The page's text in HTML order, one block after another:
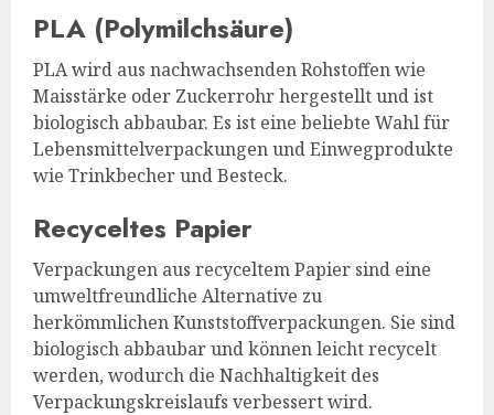
PLA (Polymilchsäure)
PLA wird aus nachwachsenden Rohstoffen wie
Maisstärke oder Zuckerrohr hergestellt und ist
biologisch abbaubar. Es ist eine beliebte Wahl für
Lebensmittelverpackungen und Einwegprodukte
wie Trinkbecher und Besteck.
Recyceltes Papier
Verpackungen aus recyceltem Papier sind eine
umweltfreundliche Alternative zu
herkömmlichen Kunststoffverpackungen. Sie sind
biologisch abbaubar und können leicht recycelt
werden, wodurch die Nachhaltigkeit des
Verpackungskreislaufs verbessert wird.